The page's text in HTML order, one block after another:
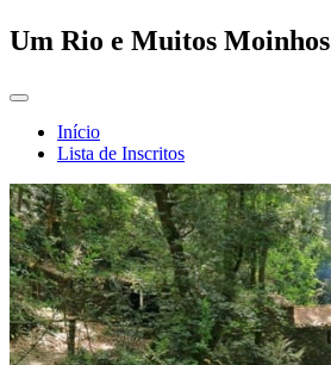
Um Rio e Muitos Moinhos
Início
Lista de Inscritos